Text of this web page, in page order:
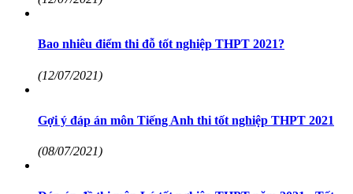
Bao nhiêu điểm thi đỗ tốt nghiệp THPT 2021?
(12/07/2021)
Gợi ý đáp án môn Tiếng Anh thi tốt nghiệp THPT 2021
(08/07/2021)